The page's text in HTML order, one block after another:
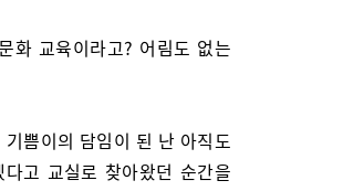
화 교육이라고? 어림도 없는
쁨이의 담임이 된 난 아직도
고 교실로 찾아왔던 순간을